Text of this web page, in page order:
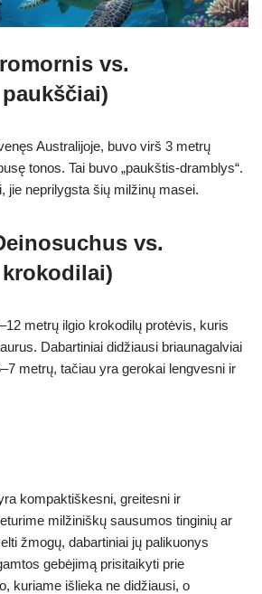
vs.
Australijoje, buvo virš 3 metrų
tonos. Tai buvo „paukštis-dramblys“.
jie neprilygsta šių milžinų masei.
vs.
metrų ilgio krokodilų protėvis, kuris
Dabartiniai didžiausi briaunagalviai
metrų, tačiau yra gerokai lengvesni ir
kompaktiškesni, greitesni ir
milžiniškų sausumos tinginių ar
žmogų, dabartiniai jų palikuonys
gebėjimą prisitaikyti prie
kuriame išlieka ne didžiausi, o